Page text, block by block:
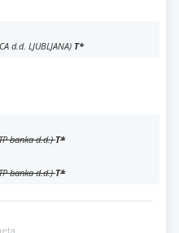
d.d. LJUBLJANA) T*
banka d.d.)T*
banka d.d.)T*